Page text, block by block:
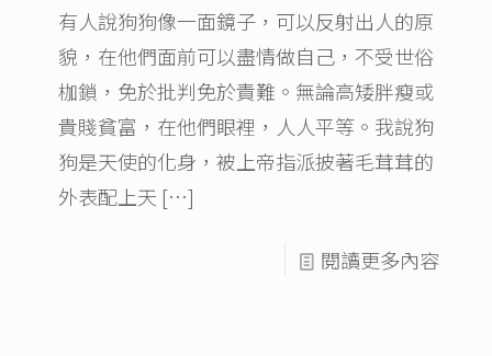
有人說狗狗像一面鏡子，可以反射出人的原
貌，在他們面前可以盡情做自己，不受世俗
枷鎖，免於批判免於責難。無論高矮胖瘦或
貴賤貧富，在他們眼裡，人人平等。我說狗
狗是天使的化身，被上帝指派披著毛茸茸的
外表配上天 […]
閱讀更多內容